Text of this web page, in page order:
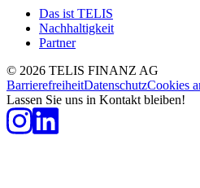
Das ist TELIS
Nachhaltigkeit
Partner
© 2026 TELIS FINANZ AG
BarrierefreiheitDatenschutzCookies
Lassen Sie uns in Kontakt bleiben!